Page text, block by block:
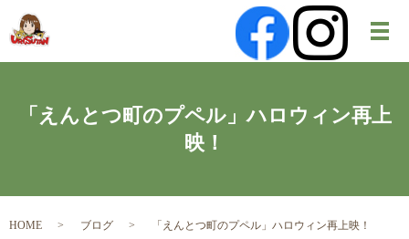
メ
「えんとつ町のプペル」ハロウィン再上
映！
HOME ブログ 「えんとつ町のプペル」ハロウィン再上映！